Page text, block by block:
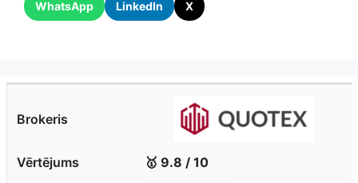
WhatsApp LinkedIn X
🥇 9.8 / 10